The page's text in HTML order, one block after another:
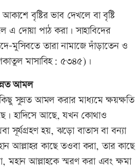
বৃষ্টির ভাব দেখলে বা বৃষ্টি
দোয়া পাঠ করা। সাহাবিদের
মুসিবতে তারা নামাজে দাঁড়াতেন ও
মাসাবিহ: ৫৩৪৫)।
আমল
সুন্নত আমল করার মাধ্যমে ক্ষয়ক্ষতি
হাদিসে আছে, যখন কোথাও
সূর্যগ্রহণ হয়, ঝড়ো বাতাস বা বন্যা
আল্লাহর কাছে তওবা করা, তার কাছে
মহান আল্লাহকে স্মরণ করা এবং ক্ষমা